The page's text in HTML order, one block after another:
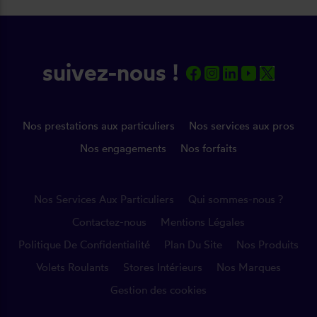
suivez-nous !
Nos prestations aux particuliers
Nos services aux pros
Nos engagements
Nos forfaits
Nos Services Aux Particuliers
Qui sommes-nous ?
Contactez-nous
Mentions Légales
Politique De Confidentialité
Plan Du Site
Nos Produits
Volets Roulants
Stores Intérieurs
Nos Marques
Gestion des cookies